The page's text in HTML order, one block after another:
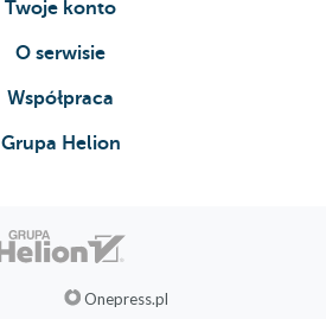
Twoje konto
O serwisie
Współpraca
Grupa Helion
Onepress.pl